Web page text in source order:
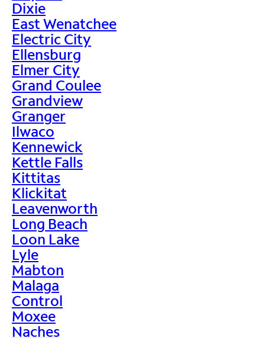
Dixie
East Wenatchee
Electric City
Ellensburg
Elmer City
Grand Coulee
Grandview
Granger
Ilwaco
Kennewick
Kettle Falls
Kittitas
Klickitat
Leavenworth
Long Beach
Loon Lake
Lyle
Mabton
Malaga
Control
Moxee
Naches